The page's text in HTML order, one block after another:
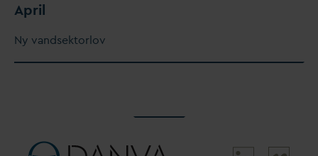
April
Ny vandsektorlov